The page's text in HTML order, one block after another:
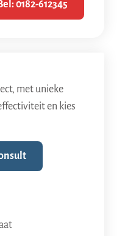
0182-612345
met unieke
en kies